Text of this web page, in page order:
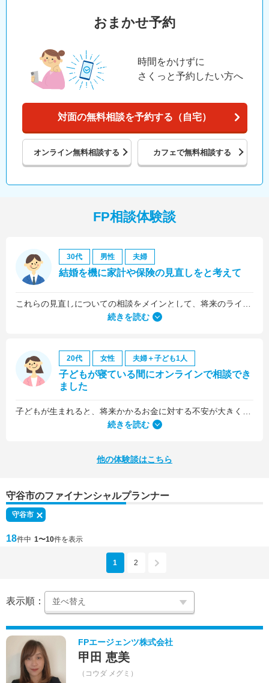
おまかせ予約
時間をかけずに
さくっと予約したい方へ
対面の無料相談を予約する（自宅）
オンライン無料相談する カフェで無料相談する
FP相談体験談
30代 男性 夫婦
結婚を機に家計や保険の見直しをと考えて
続きを読む
20代 女性 夫婦＋子ども1人
子どもが寝ている間にオンラインで相談でき
ました
何より、とても親身になって対応してくださって大満足。うちと同じように子どもの将来のお金のことで悩んでいる友人にも教えました。
続きを読む
他の体験談はこちら
守谷市のファイナンシャルプランナー
守谷市
18件中 1〜10件を表示
1 2
表示順：
FPエージェンツ株式会社
甲田 恵美
（コウダ メグミ）